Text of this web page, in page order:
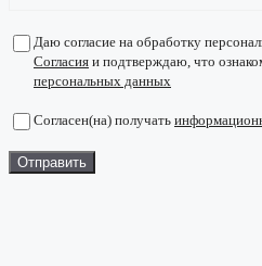
Даю согласие на обработку
Согласия и подтверждаю, что
персональных данных
Согласен(на) получать